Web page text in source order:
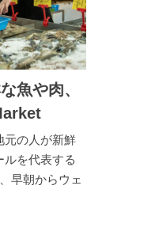
魚や肉、
元の人が新鮮
ルを代表する
早朝からウェ